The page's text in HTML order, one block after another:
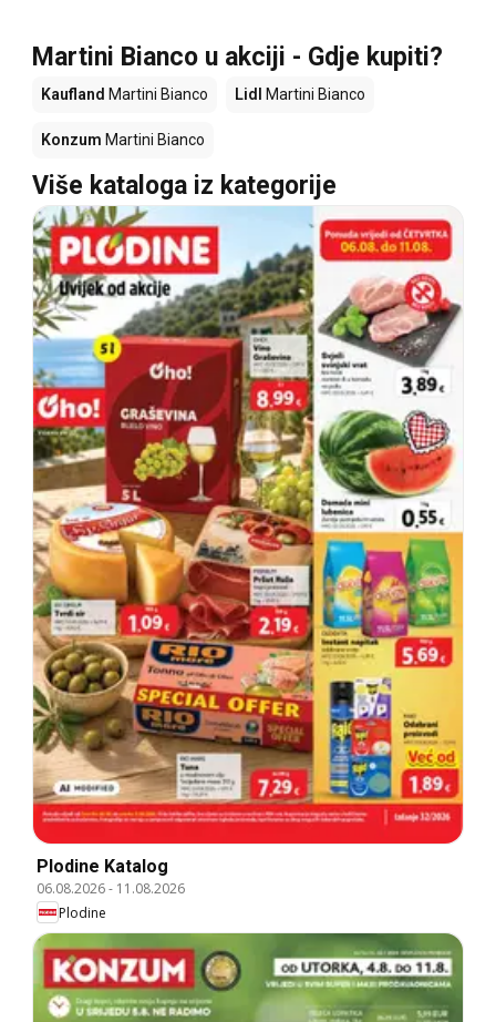
Martini Bianco u akciji - Gdje kupiti?
Kaufland Martini Bianco Lidl Martini Bianco
Konzum Martini Bianco
Više kataloga iz kategorije
Plodine Katalog
06.08.2026- 11.08.2026
Plodine